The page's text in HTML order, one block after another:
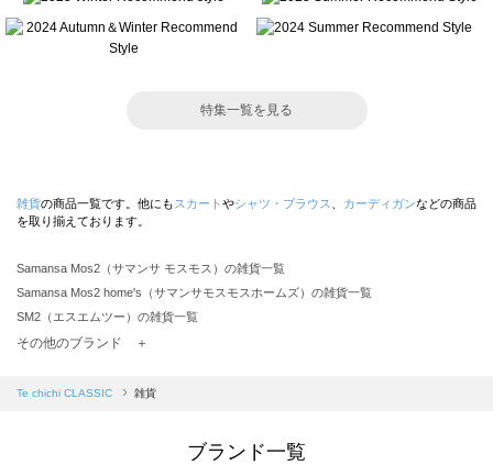
特集一覧を見る
雑貨の商品一覧です。他にも スカート やシャツ・ブラウス カーディガンなどの商品
を取り揃えております。
Samansa Mos2（サマンサ モスモス）の雑貨一覧
Samansa Mos2 home's（サマンサモスモスホームズ）の雑貨一覧
SM2（エスエムツー）の雑貨一覧
TSUHARU by Samansa Mos2（ツハルバイサマンサモスモス）の雑貨一覧
Samansa Mos2 blue（サマンサモスモス ブルー）の雑貨一覧
sō4ū（ソウフォーユー）の雑貨一覧
その他のブランド ＋
Te chichi CLASSIC 雑貨
ブランド一覧